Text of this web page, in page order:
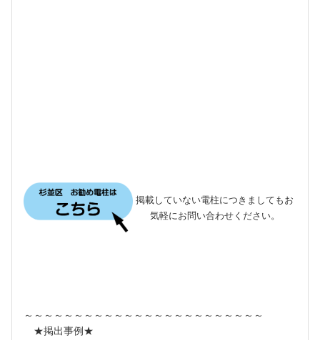
掲載していない電柱につきましてもお
気軽にお問い合わせください。
～～～～～～～～～～～～～～～～～～～～～～～～
★掲出事例★